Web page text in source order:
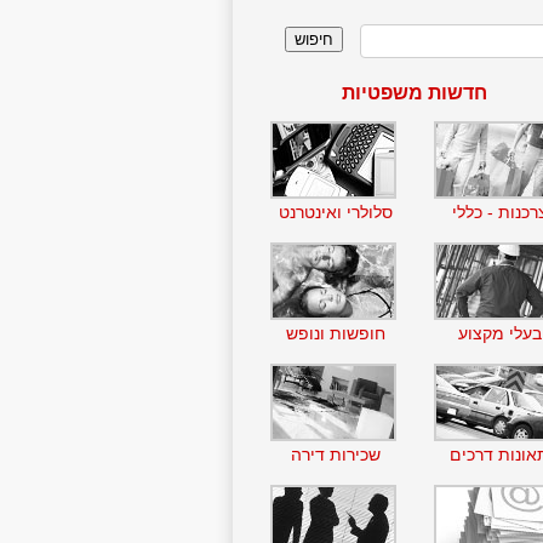
חדשות משפטיות
- כללי סלולרי ואינטרנט
בעלי מקצוע חופשות ונופש
דרכים שכירות דירה